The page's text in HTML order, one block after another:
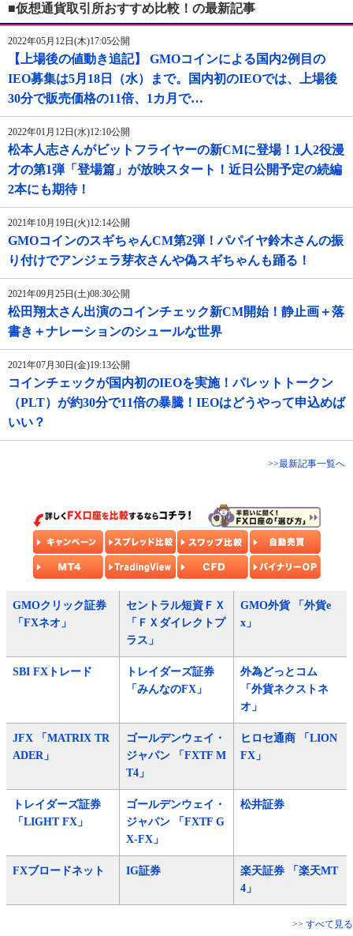
■仮想通貨取引所おすすめ比較！の最新記事
2022年05月12日(木)17:05公開
【上場後の値動き追記】 GMOコインによる国内2例目の
IEO募集は5月18日（水）まで。国内初のIEOでは、上場後
30分で販売価格の11倍、1カ月で…
2022年01月12日(水)12:10公開
松本人志さんがビットフライヤーの新CMに登場！1人2役漫
才の第1弾「登場篇」が放映スタート！近日公開予定の続編
2本にも期待！
2021年10月19日(火)12:14公開
GMOコインのスギちゃんCM第2弾！パパイヤ鈴木さんの振
り付けでアンジェラ芽衣さんや偽スギちゃんも踊る！
2021年09月25日(土)08:30公開
松田翔太さん出演のコインチェック新CM開始！静止画＋落
書き＋ナレーションのシュールな世界
2021年07月30日(金)19:13公開
コインチェックが国内初のIEOを実施！パレットトークン
（PLT）が約30分で11倍の暴騰！IEOはどうやって申込めば
いい？
>>最新記事一覧へ
GMOクリック証券
「FXネオ」
セントラル短資ＦＸ
「ＦＸダイレクトプ
ラス」
GMO外貨 「外貨e
x」
SBI FXトレード
トレイダーズ証券
「みんなのFX」
外為どっとコム
「外貨ネクストネ
オ」
JFX 「MATRIX TR
ADER」
ゴールデンウェイ・
ジャパン 「FXTF M
T4」
ヒロセ通商 「LION
FX」
トレイダーズ証券
「LIGHT FX」
ゴールデンウェイ・
ジャパン 「FXTF G
X-FX」
松井証券
FXブロードネット IG証券
楽天証券 「楽天MT
4」
>> すべて見る